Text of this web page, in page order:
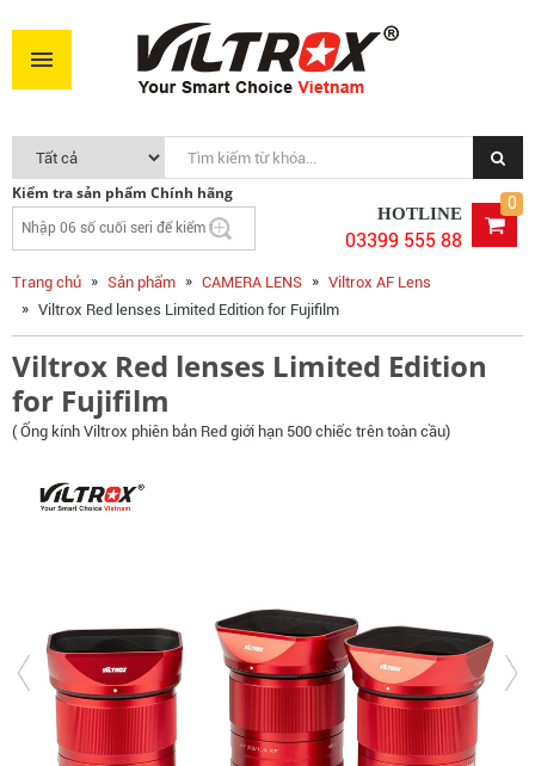
Kiểm tra sản phẩm Chính hãng
HOTLINE
03399 555 88
0
Viltrox Red lenses Limited Edition for Fujifilm
6.290.000VNĐ
Trang chủ Sản phẩm CAMERA LENS
Viltrox AF Lens
Viltrox Red lenses Limited Edition for Fujifilm
Viltrox Red lenses Limited Edition
for Fujifilm
( Ống kính Viltrox phiên bản Red giới hạn 500 chiếc trên toàn cầu)